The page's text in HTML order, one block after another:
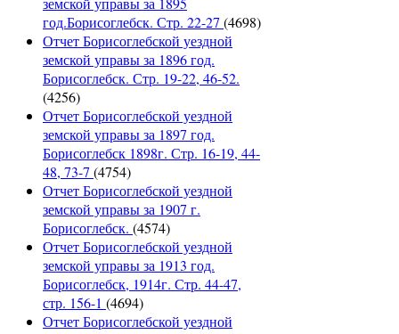
год.Борисоглебск. Стр. 22-27 (4698)
Отчет Борисоглебской уездной
земской управы за 1896 год.
Борисоглебск. Стр. 19-22, 46-52.
(4256)
Отчет Борисоглебской уездной
земской управы за 1897 год.
Борисоглебск 1898г. Стр. 16-19, 44-
48, 73-7 (4754)
Отчет Борисоглебской уездной
земской управы за 1907 г.
Борисоглебск. (4574)
Отчет Борисоглебской уездной
земской управы за 1913 год.
Борисоглебск, 1914г. Стр. 44-47,
стр. 156-1 (4694)
Отчет Борисоглебской уездной